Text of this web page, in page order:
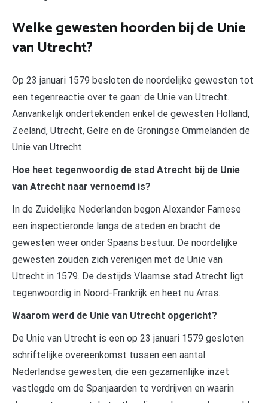
Welke gewesten hoorden bij de Unie
van Utrecht?
Op 23 januari 1579 besloten de noordelijke gewesten tot
een tegenreactie over te gaan: de Unie van Utrecht.
Aanvankelijk ondertekenden enkel de gewesten Holland,
Zeeland, Utrecht, Gelre en de Groningse Ommelanden de
Unie van Utrecht.
Hoe heet tegenwoordig de stad Atrecht bij de Unie
van Atrecht naar vernoemd is?
In de Zuidelijke Nederlanden begon Alexander Farnese
een inspectieronde langs de steden en bracht de
gewesten weer onder Spaans bestuur. De noordelijke
gewesten zouden zich verenigen met de Unie van
Utrecht in 1579. De destijds Vlaamse stad Atrecht ligt
tegenwoordig in Noord-Frankrijk en heet nu Arras.
Waarom werd de Unie van Utrecht opgericht?
De Unie van Utrecht is een op 23 januari 1579 gesloten
schriftelijke overeenkomst tussen een aantal
Nederlandse gewesten, die een gezamenlijke inzet
vastlegde om de Spanjaarden te verdrijven en waarin